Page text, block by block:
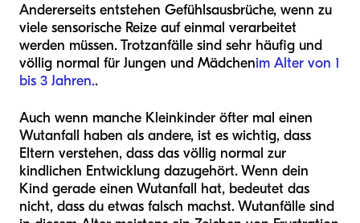
Andererseits entstehen Gefühlsausbrüche, wenn zu
viele sensorische Reize auf einmal verarbeitet
werden müssen. Trotzanfälle sind sehr häufig und
völlig normal für Jungen und Mädchenim Alter von 1
bis 3 Jahren..
Auch wenn manche Kleinkinder öfter mal einen
Wutanfall haben als andere, ist es wichtig, dass
Eltern verstehen, dass das völlig normal zur
kindlichen Entwicklung dazugehört. Wenn dein
Kind gerade einen Wutanfall hat, bedeutet das
nicht, dass du etwas falsch machst. Wutanfälle sind